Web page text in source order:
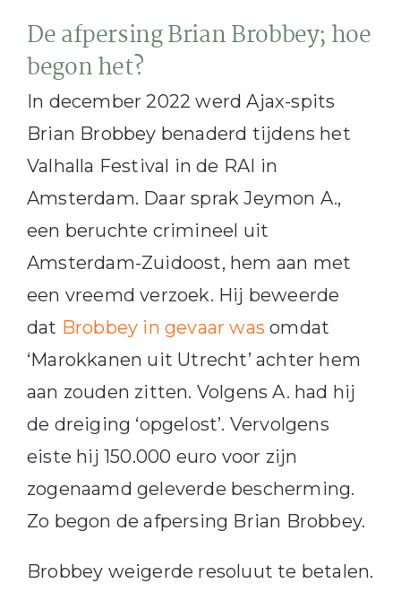
De afpersing Brian Brobbey; hoe
begon het?
In december 2022 werd Ajax-spits
Brian Brobbey benaderd tijdens het
Valhalla Festival in de RAI in
Amsterdam. Daar sprak Jeymon A.,
een beruchte crimineel uit
Amsterdam-Zuidoost, hem aan met
een vreemd verzoek. Hij beweerde
dat Brobbey in gevaar was omdat
‘Marokkanen uit Utrecht’ achter hem
aan zouden zitten. Volgens A. had hij
de dreiging ‘opgelost’. Vervolgens
eiste hij 150.000 euro voor zijn
zogenaamd geleverde bescherming.
Zo begon de afpersing Brian Brobbey.
Brobbey weigerde resoluut te betalen.